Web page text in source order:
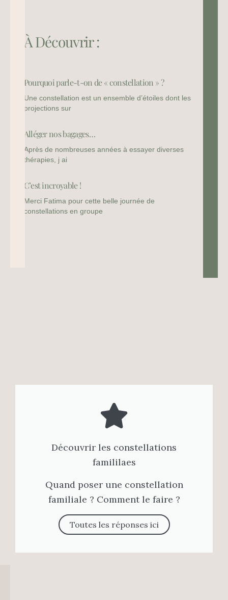
À Découvrir :
Pourquoi parle-t-on de « constellation » ?
Une constellation est un ensemble d’étoiles dont les
projections sur
Alléger nos bagages…
Après de nombreuses années à essayer diverses
thérapies, j ai
C’est incroyable !
Merci Fatima pour cette belle journée de
constellations en groupe
Découvrir les constellations
famililaes
Quand poser une constellation
familiale ? Comment le faire ?
Toutes les réponses ici